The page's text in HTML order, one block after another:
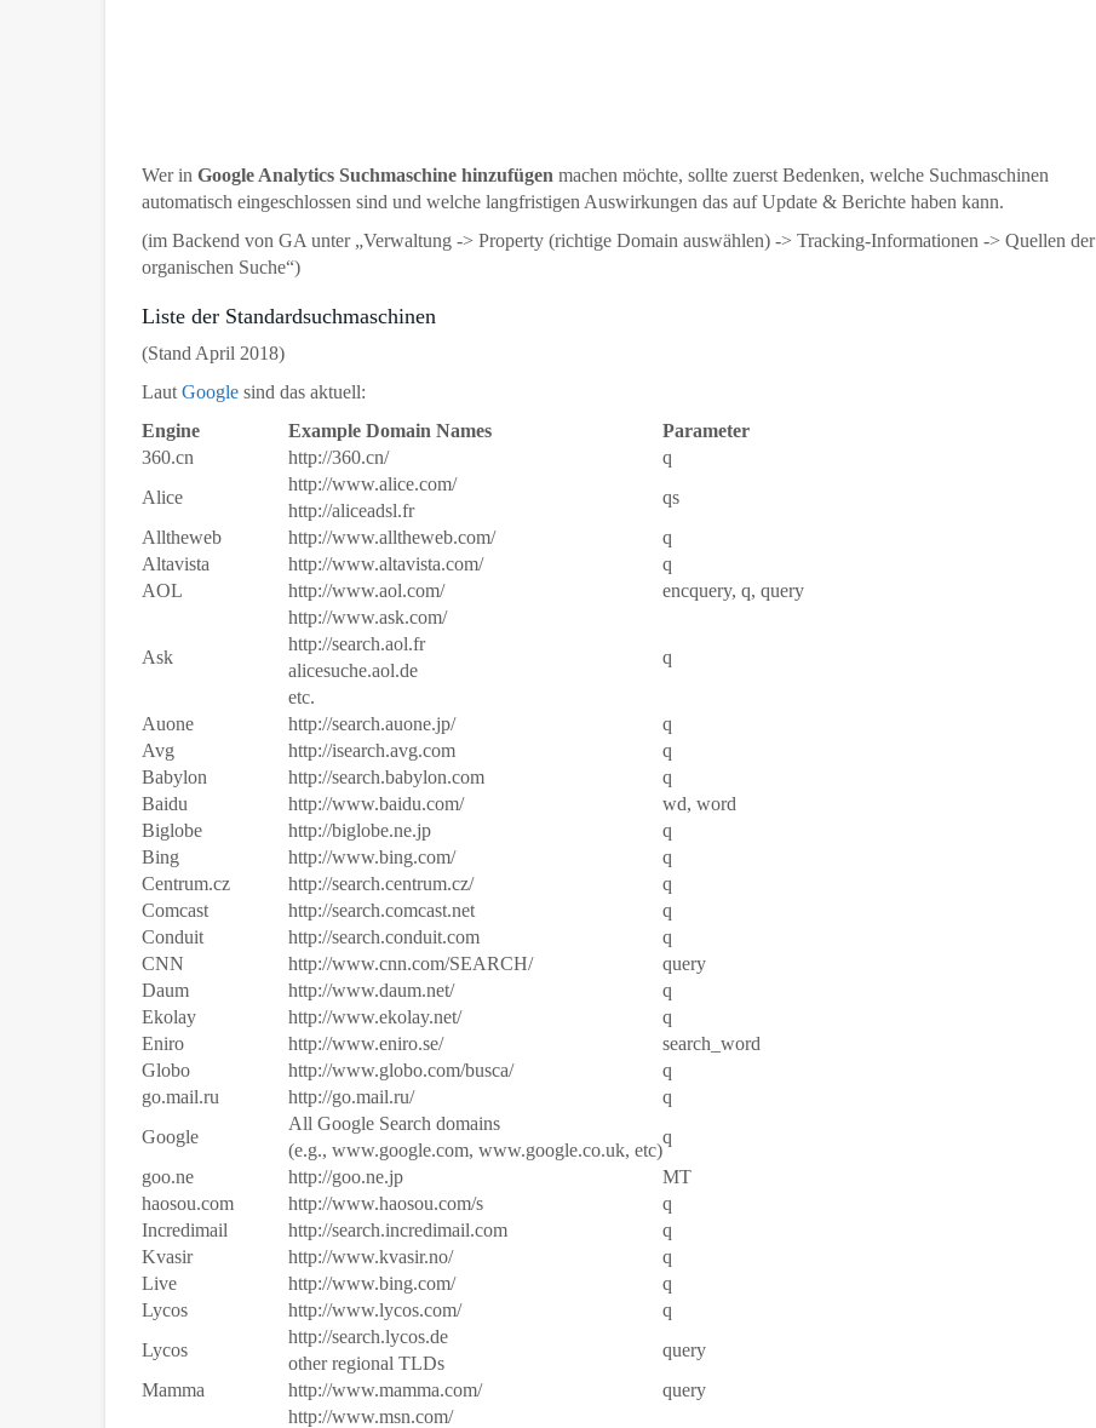
Wer in Google Analytics Suchmaschine hinzufügen machen möchte, sollte zuerst Bedenken, welche Suchmaschinen
automatisch eingeschlossen sind und welche langfristigen Auswirkungen das auf Update & Berichte haben kann.
(im Backend von GA unter „Verwaltung -> Property (richtige Domain auswählen) -> Tracking-Informationen -> Quellen der
organischen Suche“)
Liste der Standardsuchmaschinen
(Stand April 2018)
Laut Google sind das aktuell:
Engine
Example Domain Names
Parameter
360.cn
http://360.cn/
q
Alice
http://www.alice.com/
http://aliceadsl.fr
qs
Alltheweb
http://www.alltheweb.com/
q
Altavista
http://www.altavista.com/
q
AOL
http://www.aol.com/ encquery, q, query
Ask
http://www.ask.com/
http://search.aol.fr
alicesuche.aol.de
etc.
q
Auone http://search.auone.jp/
q
Avg
http://isearch.avg.com
q
Babylon
http://search.babylon.com
q
Baidu
http://www.baidu.com/
wd, word
Biglobe
http://biglobe.ne.jp
q
Bing
http://www.bing.com/
q
Centrum.cz
http://search.centrum.cz/
q
Comcast
http://search.comcast.net
q
Conduit
http://search.conduit.com
q
CNN
http://www.cnn.com/SEARCH/
query
Daum
http://www.daum.net/
q
Ekolay
http://www.ekolay.net/
q
Eniro
http://www.eniro.se/
search_word
Globo
http://www.globo.com/busca/
q
go.mail.ru
http://go.mail.ru/
q
Google
All Google Search domains
(e.g., www.google.com, www.google.co.uk, etc)
q
goo.ne
http://goo.ne.jp
MT
haosou.com
http://www.haosou.com/s
q
Incredimail
http://search.incredimail.com
q
Kvasir
http://www.kvasir.no/
q
Live
http://www.bing.com/
q
Lycos
http://www.lycos.com/
q
Lycos
http://search.lycos.de
other regional TLDs
query
Mamma
http://www.mamma.com/ query
http://www.msn.com/